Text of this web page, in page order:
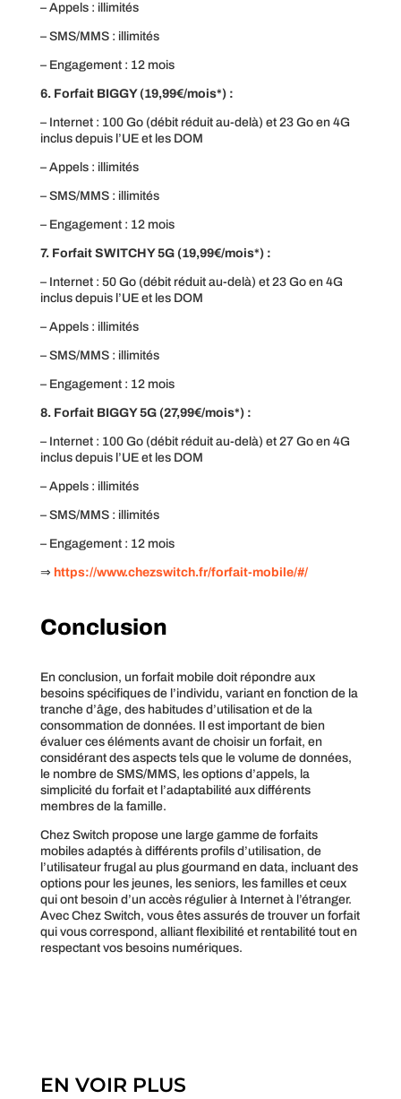
– Appels : illimités
– SMS/MMS : illimités
– Engagement : 12 mois
6. Forfait BIGGY (19,99€/mois*) :
– Internet : 100 Go (débit réduit au-delà) et 23 Go en 4G
inclus depuis l’UE et les DOM
– Appels : illimités
– SMS/MMS : illimités
– Engagement : 12 mois
7. Forfait SWITCHY 5G (19,99€/mois*) :
– Internet : 50 Go (débit réduit au-delà) et 23 Go en 4G
inclus depuis l’UE et les DOM
– Appels : illimités
– SMS/MMS : illimités
– Engagement : 12 mois
8. Forfait BIGGY 5G (27,99€/mois*) :
– Internet : 100 Go (débit réduit au-delà) et 27 Go en 4G
inclus depuis l’UE et les DOM
– Appels : illimités
– SMS/MMS : illimités
– Engagement : 12 mois
⇒ https://www.chezswitch.fr/forfait-mobile/#/
Conclusion
En conclusion, un forfait mobile doit répondre aux
besoins spécifiques de l’individu, variant en fonction de la
tranche d’âge, des habitudes d’utilisation et de la
consommation de données. Il est important de bien
évaluer ces éléments avant de choisir un forfait, en
considérant des aspects tels que le volume de données,
le nombre de SMS/MMS, les options d’appels, la
simplicité du forfait et l’adaptabilité aux différents
membres de la famille.
Chez Switch propose une large gamme de forfaits
mobiles adaptés à différents profils d’utilisation, de
l’utilisateur frugal au plus gourmand en data, incluant des
options pour les jeunes, les seniors, les familles et ceux
qui ont besoin d’un accès régulier à Internet à l’étranger.
Avec Chez Switch, vous êtes assurés de trouver un forfait
qui vous correspond, alliant flexibilité et rentabilité tout en
respectant vos besoins numériques.
EN VOIR PLUS